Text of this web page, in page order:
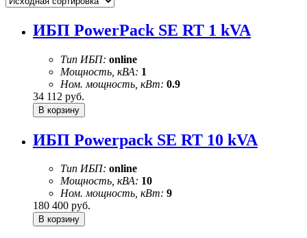
ИБП PowerPack SE RT 1 kVA
Тип ИБП: online
Мощность, кВА: 1
Ном. мощность, кВт: 0.9
34 112 руб.
ИБП Powerpack SE RT 10 kVA
Тип ИБП: online
Мощность, кВА: 10
Ном. мощность, кВт: 9
180 400 руб.